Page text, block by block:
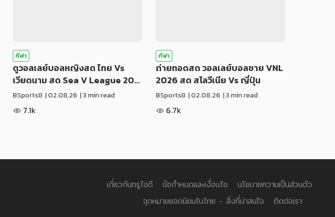
กีฬา
ดูวอลเลย์บอลหญิงสด ไทย Vs
เวียดนาม สด Sea V League 20…
BSports8 |02.08.26 | 3 min read
7.1k
กีฬา
ถ่ายทอดสด วอลเลย์บอลชาย VNL
2026 สด สโลวีเนีย Vs ญี่ปุ่น
BSports8 |02.08.26 | 3 min read
6.7k
เกี่ยวกับทรูไอดี ข้อกำหนดและเงื่อนไข
นโยบายความเป็นส่วนตัว
จุดหมายยอดนิยมในไทย - สิ่งที่น่าสนใจ
ติดต่อเรา